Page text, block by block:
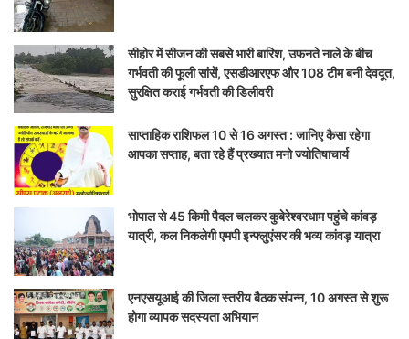
सीहोर में सीजन की सबसे भारी बारिश, उफनते नाले के बीच
गर्भवती की फूली सांसें, एसडीआरएफ और 108 टीम बनी देवदूत,
सुरक्षित कराई गर्भवती की डिलीवरी
साप्ताहिक राशिफल 10 से 16 अगस्त : जानिए कैसा रहेगा
आपका सप्ताह, बता रहे हैं प्रख्यात मनो ज्योतिषाचार्य
भोपाल से 45 किमी पैदल चलकर कुबेरेश्वरधाम पहुंचे कांवड़
यात्री, कल निकलेगी एमपी इन्फ्लुएंसर की भव्य कांवड़ यात्रा
एनएसयूआई की जिला स्तरीय बैठक संपन्न, 10 अगस्त से शुरू
होगा व्यापक सदस्यता अभियान